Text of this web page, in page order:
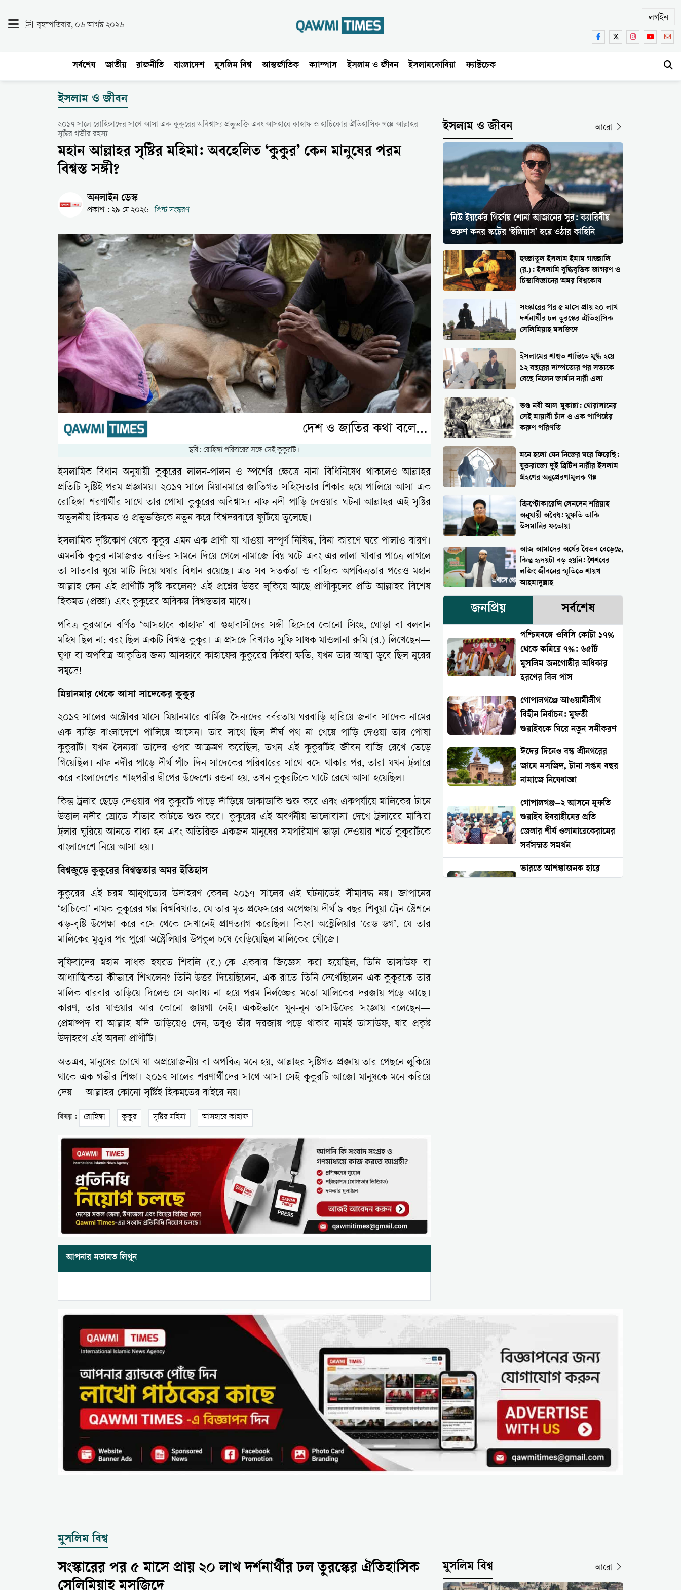
বৃহস্পতিবার, ০৬ আগস্ট ২০২৬
লগইন
সর্বশেষ জাতীয় রাজনীতি বাংলাদেশ মুসলিম বিশ্ব আন্তর্জাতিক ক্যাম্পাস ইসলাম ও জীবন ইসলামফোবিয়া ফ্যাক্টচেক
ইসলাম ও জীবন
২০১৭ সালে রোহিঙ্গাদের সাথে আসা এক কুকুরের অবিশ্বাস্য প্রভুভক্তি এবং আসহাবে কাহাফ ও হাচিকোর ঐতিহাসিক গল্পে আল্লাহর
সৃষ্টির গভীর রহস্য
মহান আল্লাহর সৃষ্টির মহিমা: অবহেলিত ‘কুকুর’ কেন মানুষের পরম
বিশ্বস্ত সঙ্গী?
অনলাইন ডেস্ক
প্রকাশ : ২৯ মে ২০২৬ প্রিন্ট সংস্করণ
ছবি: রোহিঙ্গা পরিবারের সঙ্গে সেই কুকুরটি।
ইসলামিক বিধান অনুযায়ী কুকুরের লালন-পালন ও স্পর্শের ক্ষেত্রে নানা বিধিনিষেধ থাকলেও আল্লাহর
প্রতিটি সৃষ্টিই পরম প্রজ্ঞাময়। ২০১৭ সালে মিয়ানমারে জাতিগত সহিংসতার শিকার হয়ে পালিয়ে আসা এক
রোহিঙ্গা শরণার্থীর সাথে তার পোষা কুকুরের অবিশ্বাস্য নাফ নদী পাড়ি দেওয়ার ঘটনা আল্লাহর এই সৃষ্টির
অতুলনীয় হিকমত ও প্রভুভক্তিকে নতুন করে বিশ্বদরবারে ফুটিয়ে তুলেছে।
ইসলামিক দৃষ্টিকোণ থেকে কুকুর এমন এক প্রাণী যা খাওয়া সম্পূর্ণ নিষিদ্ধ, বিনা কারণে ঘরে পালাও বারণ।
এমনকি কুকুর নামাজরত ব্যক্তির সামনে দিয়ে গেলে নামাজে বিঘ্ন ঘটে এবং এর লালা খাবার পাত্রে লাগলে
তা সাতবার ধুয়ে মাটি দিয়ে ঘষার বিধান রয়েছে। এত সব সতর্কতা ও বাহ্যিক অপবিত্রতার পরেও মহান
আল্লাহ কেন এই প্রাণীটি সৃষ্টি করলেন? এই প্রশ্নের উত্তর লুকিয়ে আছে প্রাণীকুলের প্রতি আল্লাহর বিশেষ
হিকমত (প্রজ্ঞা) এবং কুকুরের অবিকল্প বিশ্বস্ততার মাঝে।
পবিত্র কুরআনে বর্ণিত ‘আসহাবে কাহাফ’ বা গুহাবাসীদের সঙ্গী হিসেবে কোনো সিংহ, ঘোড়া বা বলবান
মহিষ ছিল না; বরং ছিল একটি বিশ্বস্ত কুকুর। এ প্রসঙ্গে বিখ্যাত সুফি সাধক মাওলানা রুমি (র.) লিখেছেন—
ঘৃণ্য বা অপবিত্র আকৃতির জন্য আসহাবে কাহাফের কুকুরের কিইবা ক্ষতি, যখন তার আত্মা ডুবে ছিল নূরের
সমুদ্রে!
মিয়ানমার থেকে আসা সাদেকের কুকুর
২০১৭ সালের অক্টোবর মাসে মিয়ানমারে বার্মিজ সৈন্যদের বর্বরতায় ঘরবাড়ি হারিয়ে জনাব সাদেক নামের
এক ব্যক্তি বাংলাদেশে পালিয়ে আসেন। তার সাথে ছিল দীর্ঘ পথ না খেয়ে পাড়ি দেওয়া তার পোষা
কুকুরটি। যখন সৈন্যরা তাদের ওপর আক্রমণ করেছিল, তখন এই কুকুরটিই জীবন বাজি রেখে তেড়ে
গিয়েছিল। নাফ নদীর পাড়ে দীর্ঘ পাঁচ দিন সাদেকের পরিবারের সাথে বসে থাকার পর, তারা যখন ট্রলারে
করে বাংলাদেশের শাহপরীর দ্বীপের উদ্দেশ্যে রওনা হয়, তখন কুকুরটিকে ঘাটে রেখে আসা হয়েছিল।
কিন্তু ট্রলার ছেড়ে দেওয়ার পর কুকুরটি পাড়ে দাঁড়িয়ে ডাকাডাকি শুরু করে এবং একপর্যায়ে মালিকের টানে
উত্তাল নদীর স্রোতে সাঁতার কাটতে শুরু করে। কুকুরের এই অবর্ণনীয় ভালোবাসা দেখে ট্রলারের মাঝিরা
ট্রলার ঘুরিয়ে আনতে বাধ্য হন এবং অতিরিক্ত একজন মানুষের সমপরিমাণ ভাড়া দেওয়ার শর্তে কুকুরটিকে
বাংলাদেশে নিয়ে আসা হয়।
বিশ্বজুড়ে কুকুরের বিশ্বস্ততার অমর ইতিহাস
কুকুরের এই চরম আনুগত্যের উদাহরণ কেবল ২০১৭ সালের এই ঘটনাতেই সীমাবদ্ধ নয়। জাপানের
‘হাচিকো’ নামক কুকুরের গল্প বিশ্ববিখ্যাত, যে তার মৃত প্রফেসরের অপেক্ষায় দীর্ঘ ৯ বছর শিবুয়া ট্রেন স্টেশনে
ঝড়-বৃষ্টি উপেক্ষা করে বসে থেকে সেখানেই প্রাণত্যাগ করেছিল। কিংবা অস্ট্রেলিয়ার ‘রেড ডগ’, যে তার
মালিকের মৃত্যুর পর পুরো অস্ট্রেলিয়ার উপকূল চষে বেড়িয়েছিল মালিকের খোঁজে।
সুফিবাদের মহান সাধক হযরত শিবলি (র.)-কে একবার জিজ্ঞেস করা হয়েছিল, তিনি তাসাউফ বা
আধ্যাত্মিকতা কীভাবে শিখলেন? তিনি উত্তর দিয়েছিলেন, এক রাতে তিনি দেখেছিলেন এক কুকুরকে তার
মালিক বারবার তাড়িয়ে দিলেও সে অবাধ্য না হয়ে পরম নির্লজ্জের মতো মালিকের দরজায় পড়ে আছে।
কারণ, তার যাওয়ার আর কোনো জায়গা নেই। একইভাবে যুন-নূন তাসাউফের সংজ্ঞায় বলেছেন—
প্রেমাষ্পদ বা আল্লাহ যদি তাড়িয়েও দেন, তবুও তাঁর দরজায় পড়ে থাকার নামই তাসাউফ, যার প্রকৃষ্ট
উদাহরণ এই অবলা প্রাণীটি।
অতএব, মানুষের চোখে যা অপ্রয়োজনীয় বা অপবিত্র মনে হয়, আল্লাহর সৃষ্টিগত প্রজ্ঞায় তার পেছনে লুকিয়ে
থাকে এক গভীর শিক্ষা। ২০১৭ সালের শরণার্থীদের সাথে আসা সেই কুকুরটি আজো মানুষকে মনে করিয়ে
দেয়— আল্লাহর কোনো সৃষ্টিই হিকমতের বাইরে নয়।
বিষয় : রোহিঙ্গা কুকুর সৃষ্টির মহিমা আসহাবে কাহাফ
আপনার মতামত লিখুন
ইসলাম ও জীবন আরো
নিউ ইয়র্কের গির্জায় শোনা আজানের সুর: ক্যারিবীয়
তরুণ কনর স্কটের ‘ইলিয়াস’ হয়ে ওঠার কাহিনি
হুজ্জাতুল ইসলাম ইমাম গাজ্জালি
(র.): ইসলামি বুদ্ধিবৃত্তিক জাগরণ ও
চিন্তাবিজ্ঞানের অমর বিশ্বকোষ
সংস্কারের পর ৫ মাসে প্রায় ২০ লাখ
দর্শনার্থীর ঢল তুরস্কের ঐতিহাসিক
সেলিমিয়াহ মসজিদে
ইসলামের শাশ্বত শান্তিতে মুগ্ধ হয়ে
১২ বছরের দাম্পত্যের পর সত্যকে
বেছে নিলেন জার্মান নারী এলা
ভণ্ড নবী আল-মুকান্না: খোরাসানের
সেই মায়াবী চাঁদ ও এক পাপিষ্ঠের
করুণ পরিণতি
মনে হলো যেন নিজের ঘরে ফিরেছি:
যুক্তরাজ্যে দুই ব্রিটিশ নারীর ইসলাম
গ্রহণের অনুপ্রেরণামূলক গল্প
ক্রিপ্টোকারেন্সি লেনদেন শরিয়াহ
অনুযায়ী অবৈধ: মুফতি তাকি
উসমানির ফতোয়া
আজ আমাদের অর্থের বৈভব বেড়েছে,
কিন্তু হৃদয়টা বড় হয়নি: শৈশবের
লজিং জীবনের স্মৃতিতে শায়খ
আহমাদুল্লাহ
জনপ্রিয় সর্বশেষ
পশ্চিমবঙ্গে ওবিসি কোটা ১৭%
থেকে কমিয়ে ৭%: ৬৫টি
মুসলিম জনগোষ্ঠীর অধিকার
হরণের বিল পাস
গোপালগঞ্জে আওয়ামীলীগ
বিহীন নির্বাচন: মুফতী
শুয়াইবকে ঘিরে নতুন সমীকরণ
ঈদের দিনেও বন্ধ শ্রীনগরের
জামে মসজিদ, টানা সপ্তম বছর
নামাজে নিষেধাজ্ঞা
গোপালগঞ্জ–২ আসনে মুফতি
শুয়াইব ইবরাহীমের প্রতি
জেলার শীর্ষ ওলামায়েকেরামের
সর্বসম্মত সমর্থন
ভারতে আশঙ্কাজনক হারে
মুসলিম বিশ্ব
সংস্কারের পর ৫ মাসে প্রায় ২০ লাখ দর্শনার্থীর ঢল তুরস্কের ঐতিহাসিক
মুসলিম বিশ্ব আরো